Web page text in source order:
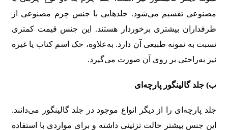
مصنوعی تقسیم می‌شود. جلدهایی با جنس چرم مصنوعی از
طرفداران بیشتری برخوردار هستند. این جنس قیمت کمتری
نسبت به نمونه طبیعی آن دارد. به‌علاوه، حک اسم کتاب یا غیره
نیز به‌راحتی بر روی آن صورت می‌گیرد.
ب) جلد گالینگور پارچه‌ای
جلد پارچه‌ای را از دیگر انواع موجود در جلد گالینگور می‌دانند.
این جنس بیشتر حالت تزئینی داشته و برای مواردی با استفاده